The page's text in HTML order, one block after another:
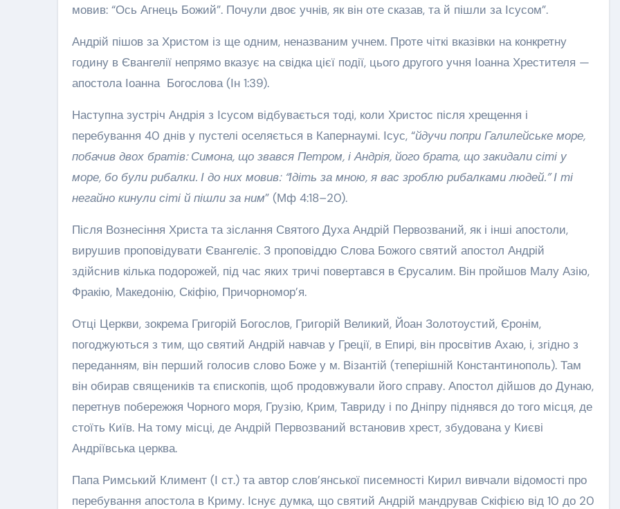
мовив: “Ось Агнець Божий”. Почули двоє учнів, як він оте сказав, та й пішли за Ісусом”.
Андрій пішов за Христом із ще одним, неназваним учнем. Проте чіткі вказівки на конкретну
годину в Євангелії непрямо вказує на свідка цієї події, цього другого учня Іоанна Хрестителя —
апостола Іоанна Богослова (Ін 1:39).
Наступна зустріч Андрія з Ісусом відбувається тоді, коли Христос після хрещення і
перебування 40 днів у пустелі оселяється в Капернаумі. Ісус, “йдучи попри Галилейське море,
побачив двох братів: Симона, що звався Петром, і Андрія, його брата, що закидали сіті у
море, бо були рибалки. І до них мовив: “Ідіть за мною, я вас зроблю рибалками людей.” І ті
негайно кинули сіті й пішли за ним” (Мф 4:18–20).
Після Вознесіння Христа та зіслання Святого Духа Андрій Первозваний, як і інші апостоли,
вирушив проповідувати Євангеліє. З проповіддю Слова Божого святий апостол Андрій
здійснив кілька подорожей, під час яких тричі повертався в Єрусалим. Він пройшов Малу Азію,
Фракію, Македонію, Скіфію, Причорномор’я.
Отці Церкви, зокрема Григорій Богослов, Григорій Великий, Йоан Золотоустий, Єронім,
погоджуються з тим, що святий Андрій навчав у Греції, в Епирі, він просвітив Ахаю, і, згідно з
переданням, він перший голосив слово Боже у м. Візантій (теперішній Константинополь). Там
він обирав священиків та єпископів, щоб продовжували його справу. Апостол дійшов до Дунаю,
перетнув побережжя Чорного моря, Грузію, Крим, Тавриду і по Дніпру піднявся до того місця, де
стоїть Київ. На тому місці, де Андрій Первозваний встановив хрест, збудована у Києві
Андріївська церква.
Папа Римський Климент (І ст.) та автор слов’янської писемності Кирил вивчали відомості про
перебування апостола в Криму. Існує думка, що святий Андрій мандрував Скіфією від 10 до 20